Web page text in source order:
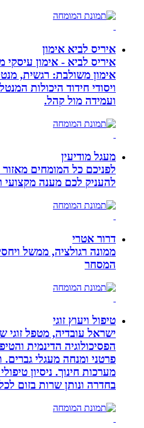
איריס לביא אימון
איריס לביא - אימון עיסקי
אימון משולבת: רגשית,
ויסודי חידוד היכולות
ועמידה מול קהל.
מעגל מודיעין
לפניכם כל המומחים מאזור
להעניק לכם מענה מקצועי
דרור אטרי
ממונה רגולציה, ממשל
המסחר
טיפול ויעוץ זוגי
ישראל עובדיה, מטפל זוגי
הפסיכולוגיה הדינמית
פרטני ומנחה מעגלי גברים.
בחדרה ונותן שרות בזום לכל